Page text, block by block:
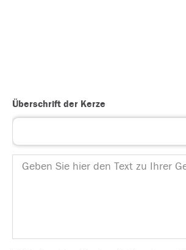
Überschrift der Kerze